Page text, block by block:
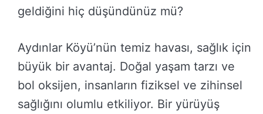
geldiğini hiç düşündünüz mü?
Aydınlar Köyü’nün temiz havası, sağlık için
büyük bir avantaj. Doğal yaşam tarzı ve
bol oksijen, insanların fiziksel ve zihinsel
sağlığını olumlu etkiliyor. Bir yürüyüş